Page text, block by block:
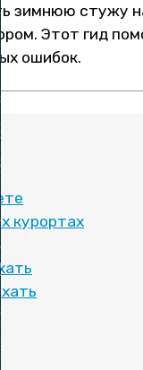
зимнюю стужу
Этот гид
ошибок.
курортах